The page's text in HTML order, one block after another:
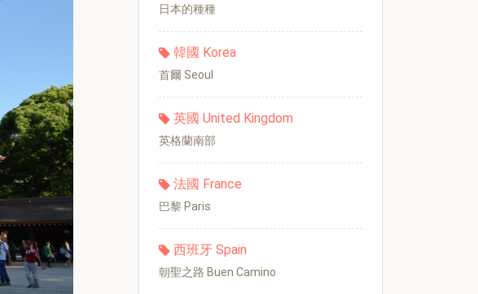
日本的種種
韓國 Korea
首爾 Seoul
英國 United Kingdom
英格蘭南部
法國 France
巴黎 Paris
西班牙 Spain
朝聖之路 Buen Camino